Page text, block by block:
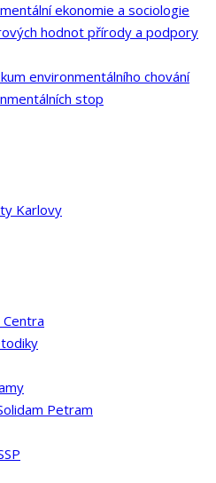
ekonomie a sociologie
hodnot přírody a podpory
environmentálního chování
stop
Karlovy
Centra
Petram